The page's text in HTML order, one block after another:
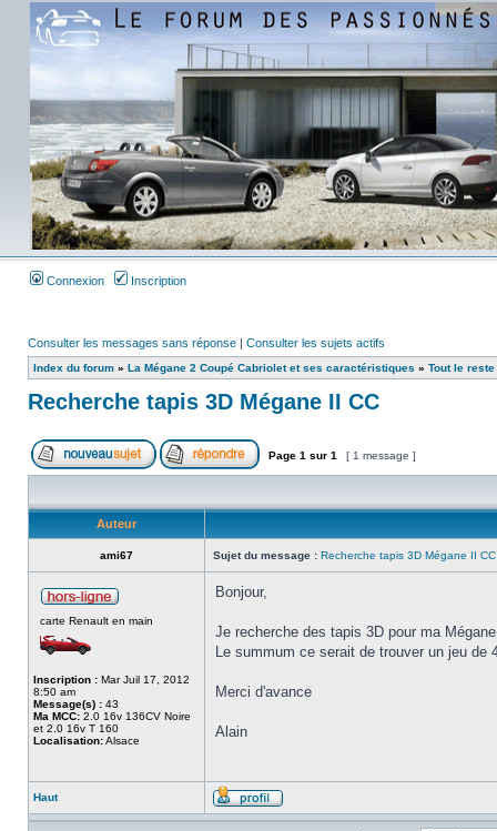
Connexion Inscription
Consulter les messages sans réponse | Consulter les sujets actifs
Index du forum » La Mégane 2 Coupé Cabriolet et ses caractéristiques » Tout le reste
Recherche tapis 3D Mégane II CC
Page 1 sur 1 [ 1 message ]
Auteur
ami67 Sujet du message : Recherche tapis 3D Mégane II CC
carte Renault en main
Inscription : Mar Juil 17, 2012
8:50 am
Message(s) : 43
Ma MCC: 2.0 16v 136CV Noire
et 2.0 16v T 160
Localisation:Alsace
Bonjour,
Je recherche des tapis 3D pour ma
Le summum ce serait de trouver un jeu de
Merci d'avance
Alain
Haut